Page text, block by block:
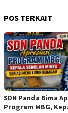
POS TERKAIT
SDN Panda Bima
Program MBG,